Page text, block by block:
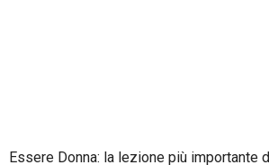
Essere Donna: la lezione più importante